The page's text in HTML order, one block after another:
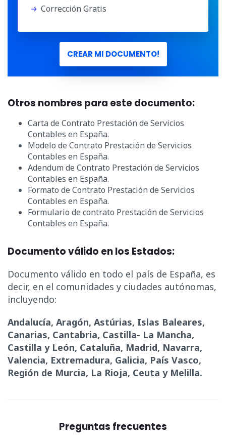
Corrección Gratis
CREAR MI DOCUMENTO!
Otros nombres para este documento:
Carta de Contrato Prestación de Servicios
Contables en España.
Modelo de Contrato Prestación de Servicios
Contables en España.
Adendum de Contrato Prestación de Servicios
Contables en España.
Formato de Contrato Prestación de Servicios
Contables en España.
Formulario de contrato Prestación de Servicios
Contables en España.
Documento válido en los Estados:
Documento válido en todo el país de España, es
decir, en el comunidades y ciudades autónomas,
incluyendo:
Andalucía, Aragón, Astúrias, Islas Baleares,
Canarias, Cantabria, Castilla- La Mancha,
Castilla y León, Cataluña, Madrid, Navarra,
Valencia, Extremadura, Galicia, País Vasco,
Región de Murcia, La Rioja, Ceuta y Melilla.
Preguntas frecuentes